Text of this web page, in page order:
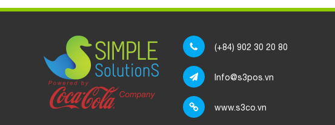
(+84) 902 30 20 80
Info@s3pos.vn
www.s3co.vn